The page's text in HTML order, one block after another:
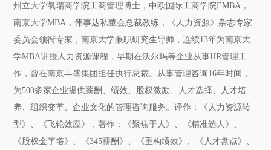
州立大学凯瑞商学院工商管理博士，中欧国际工商学院EMBA，
南京大学MBA，伟事达私董会总裁教练，《人力资源》杂志专家
委员会领衔专家，南京大学兼职研究生导师，连续13年为南京大
学MBA讲授人力资源课程，早期在沃尔玛等企业从事HR管理工
作，曾在南京丰盛集团担任执行总裁。从事管理咨询16年时间，
为500多家企业提供薪酬、绩效、股权激励、人才选择、人才培
养、组织变革、企业文化的管理咨询服务。译作：《人力资源转
型》、《飞轮效应》，著作：《聚焦于人》、《精准选人》、
《股权金字塔》、《345薪酬》、《重构绩效》、《人才盘点》、